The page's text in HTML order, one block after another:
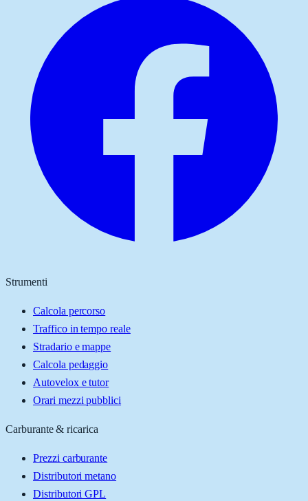
Strumenti
Calcola percorso
Traffico in tempo reale
Stradario e mappe
Calcola pedaggio
Autovelox e tutor
Orari mezzi pubblici
Carburante & ricarica
Prezzi carburante
Distributori metano
Distributori GPL